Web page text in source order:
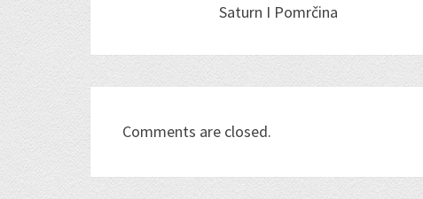
Saturn I Pomrčina
Comments are closed.